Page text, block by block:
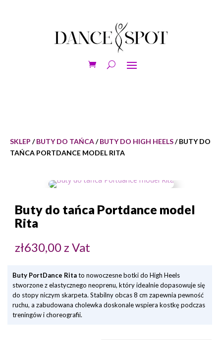
SKLEP /BUTY DO TAŃCA/BUTY DO HIGH HEELS/ BUTY DO
TAŃCA PORTDANCE MODEL RITA
Buty do tańca Portdance model
Rita
zł630,00z Vat
Buty PortDance Ritato nowoczesne botki do High Heels
stworzone z elastycznego neoprenu, który idealnie dopasowuje się
do stopy niczym skarpeta. Stabilny obcas 8 cm zapewnia pewność
ruchu, a zabudowana cholewka doskonale wspiera kostkę podczas
treningów i choreografii.